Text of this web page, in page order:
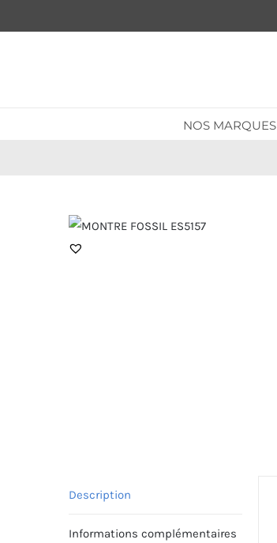
au
NOS MARQUES
Description
Informations complémentaires